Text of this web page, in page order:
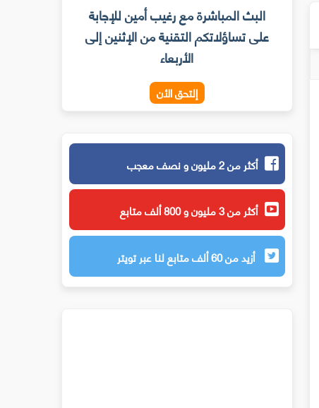
البث المباشرة مع رغيب أمين للإجابة
على تساؤلاتكم التقنية من الإثنين إلى
الأربعاء
إلتحق الأن
أكثر من 2 مليون و نصف معجب
أكثر من 3 مليون و 800 ألف متابع
أزيد من 60 ألف متابع لنا عبر تويتر